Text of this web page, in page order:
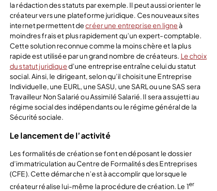
la rédaction des statuts par exemple. Il peut aussi orienter le
créateur vers une plateforme juridique. Ces nouveaux sites
internet permettent decréer une entreprise en ligneà
moindres frais et plus rapidement qu’un expert-comptable.
Cette solution reconnue comme la moins chère et la plus
rapide est utilisée par un grand nombre de créateurs. Le choix
du statut juridiqued’une entreprise entraîne celui du statut
social. Ainsi, le dirigeant, selon qu’il choisit une Entreprise
Individuelle, une EURL, une SASU, une SARL ou une SAS sera
Travailleur Non Salarié ou Assimilé Salarié. Il sera assujetti au
régime social des indépendants ou le régime général de la
Sécurité sociale.
Le lancement de l’activité
Les formalités de création se font en déposant le dossier
d’immatriculation au Centre de Formalités des Entreprises
(CFE). Cette démarche n’est à accomplir que lorsque le
créateur réalise lui-même la procédure de création. Le 1er